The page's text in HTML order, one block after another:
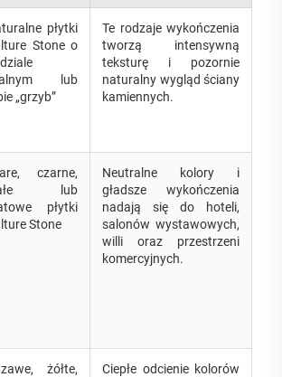
płytki
Stone o
lub
„grzyb”
Te rodzaje wykończenia
tworzą intensywną
teksturę i pozornie
naturalny wygląd ściany
kamiennych.
czarne,
lub
płytki
Stone
Neutralne kolory i
gładsze wykończenia
nadają się do hoteli,
salonów wystawowych,
willi oraz przestrzeni
komercyjnych.
żółte,
Ciepłe odcienie kolorów